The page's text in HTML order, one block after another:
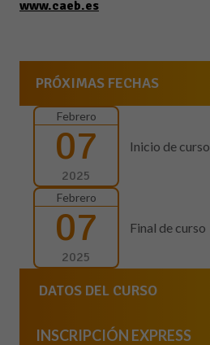
PRÓXIMAS FECHAS
Febrero
07
2025
Inicio de curso
Febrero
07
2025
Final de curso
DATOS DEL CURSO
INSCRIPCIÓN EXPRESS
www.caeb.es